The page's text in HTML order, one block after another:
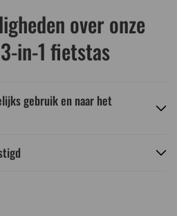
over onze
in-1 fietstas
gebruik en naar het